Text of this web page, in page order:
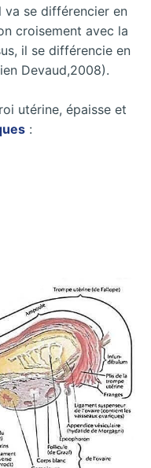
va se différencier en
croisement avec la
il se différencie en
Devaud,2008).
utérine, épaisse et
: